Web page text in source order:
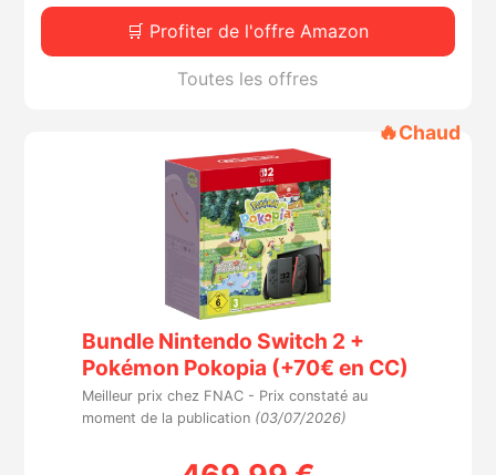
🛒 Profiter de l'offre Amazon
Toutes les offres
🔥Chaud
Bundle Nintendo Switch 2 +
Pokémon Pokopia (+70€ en CC)
Meilleur prix chez FNAC - Prix constaté au
moment de la publication (03/07/2026)